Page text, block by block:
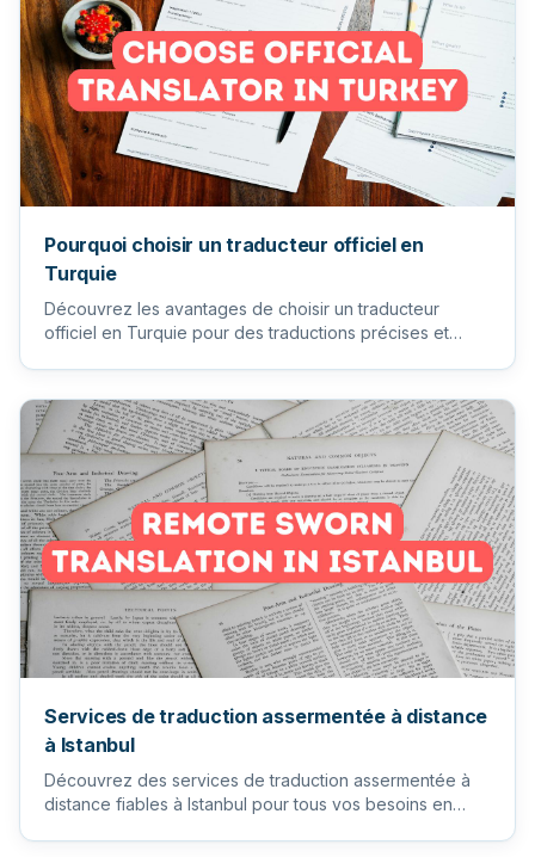
Pourquoi choisir un traducteur officiel en
Turquie
Découvrez les avantages de choisir un traducteur
officiel en Turquie pour des traductions précises et
Services de traduction assermentée à distance
à Istanbul
Découvrez des services de traduction assermentée à
distance fiables à Istanbul pour tous vos besoins en